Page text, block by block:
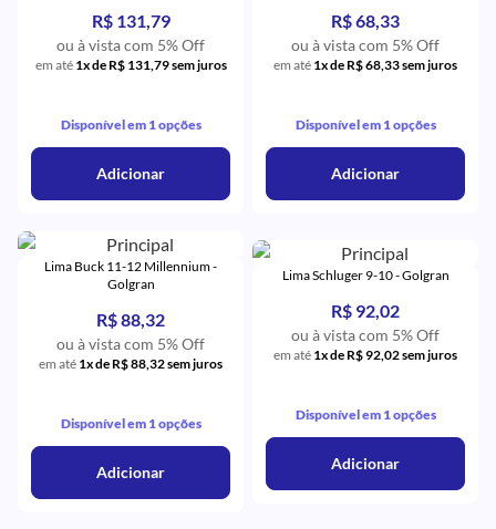
R$ 131,79
ou à vista com 5% Off
em até 1x de R$ 131,79 sem juros
Disponível em 1 opções
Adicionar
R$ 68,33
ou à vista com 5% Off
em até 1x de R$ 68,33 sem juros
Disponível em 1 opções
Adicionar
Lima Buck 11-12 Millennium -
Golgran
R$ 88,32
ou à vista com 5% Off
em até 1x de R$ 88,32 sem juros
Disponível em 1 opções
Adicionar
Lima Schluger 9-10 - Golgran
R$ 92,02
ou à vista com 5% Off
em até 1x de R$ 92,02 sem juros
Disponível em 1 opções
Adicionar